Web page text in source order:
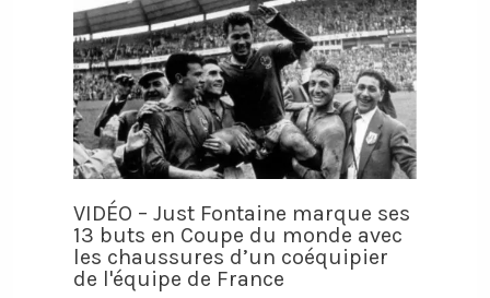
VIDÉO – Just Fontaine marque ses
13 buts en Coupe du monde avec
les chaussures d’un coéquipier
de l'équipe de France